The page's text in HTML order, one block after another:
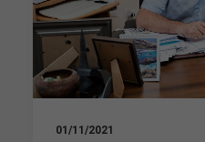
01/11/2021